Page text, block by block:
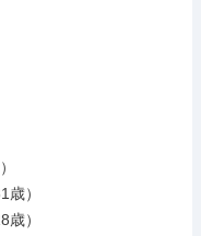
）
）